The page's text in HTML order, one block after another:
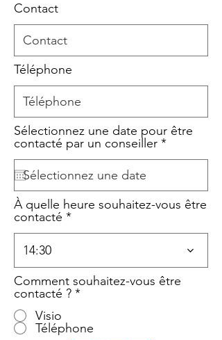
Contact
Téléphone
Sélectionnez une date pour être
contacté par un conseiller *r
i
r
d
À quelle heure souhaitez-vous être
contacté
14:30
Comment souhaitez-vous être
contacté ? *
Visio
Téléphone